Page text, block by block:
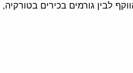
לבין גורמים בכירים